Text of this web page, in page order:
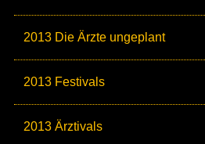
2013 Die Ärzte ungeplant
2013 Festivals
2013 Ärztivals